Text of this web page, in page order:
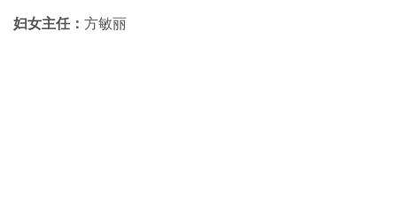
妇女主任： 方敏丽